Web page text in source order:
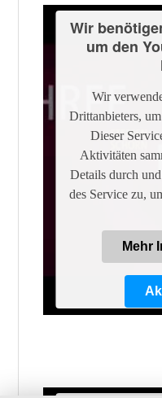
Wir
um den
Wir
Drittanbieters,
Dieser
Aktivitäten
Details durch
des Service zu,
Mehr